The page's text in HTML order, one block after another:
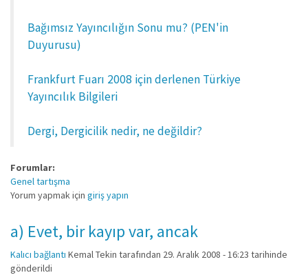
Bağımsız Yayıncılığın Sonu mu? (PEN'in
Duyurusu)
Frankfurt Fuarı 2008 için derlenen Türkiye
Yayıncılık Bilgileri
Dergi, Dergicilik nedir, ne değildir?
Forumlar:
Genel tartışma
Yorum yapmak için giriş yapın
a) Evet, bir kayıp var, ancak
Kalıcı bağlantı Kemal Tekin tarafından 29. Aralık 2008 - 16:23 tarihinde
gönderildi